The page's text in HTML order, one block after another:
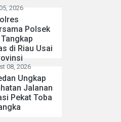
2026
Polsek
di Riau Usai
08, 2026
Ungkap
Jalanan
Pekat Toba